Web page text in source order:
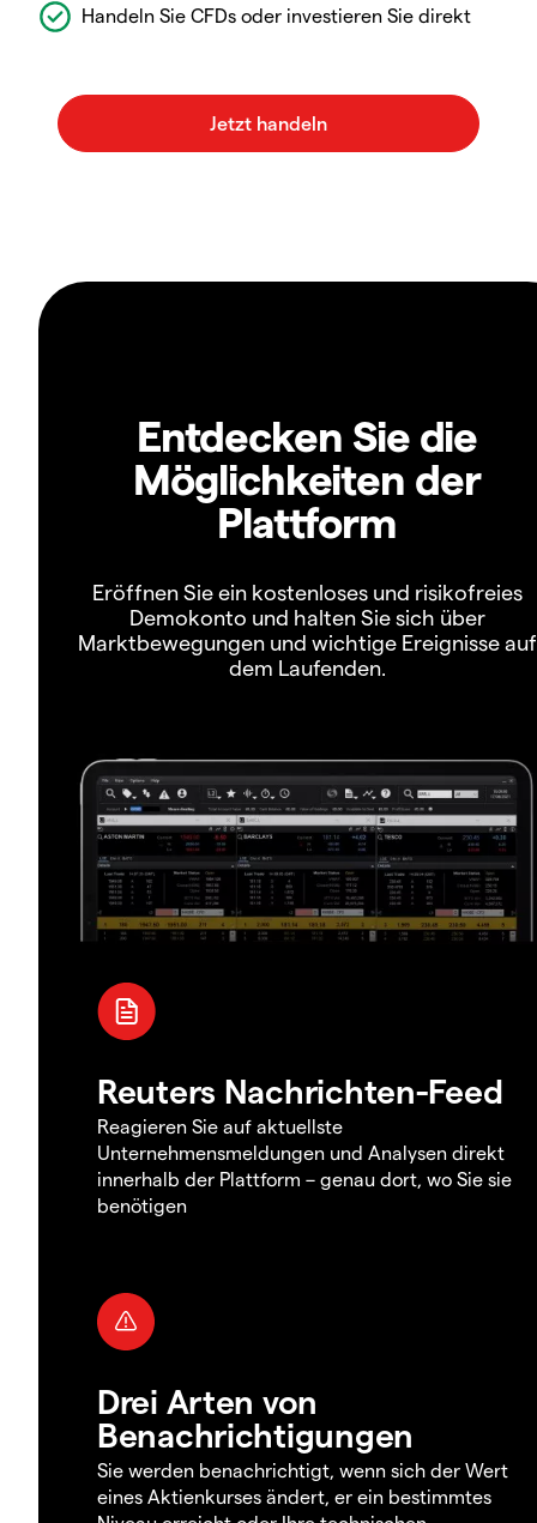
Handeln Sie CFDs oder investieren Sie direkt
Entdecken Sie die
Möglichkeiten der
Plattform
Eröffnen Sie ein kostenloses und risikofreies
Demokonto und halten Sie sich über
Marktbewegungen und wichtige Ereignisse auf
dem Laufenden.
Reuters Nachrichten-Feed
Reagieren Sie auf aktuellste
Unternehmensmeldungen und Analysen direkt
innerhalb der Plattform – genau dort, wo Sie sie
benötigen
Drei Arten von
Benachrichtigungen
Sie werden benachrichtigt, wenn sich der Wert
eines Aktienkurses ändert, er ein bestimmtes